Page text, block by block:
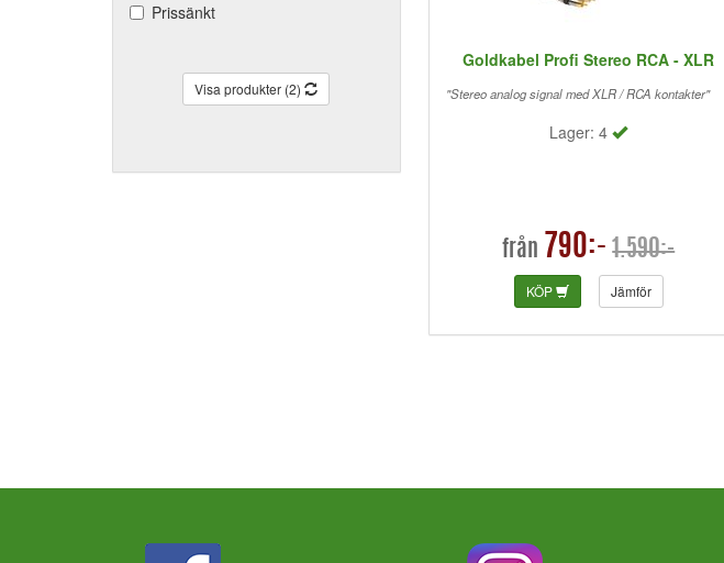
Prissänkt
Visa produkter (2)
Goldkabel Profi Stereo RCA - XLR
"Stereo analog signal med XLR / RCA kontakter"
Lager: 4
från 790:- 1.590:-
KÖP Jämför